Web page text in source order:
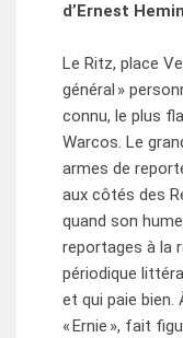
d’Ernest
Le Ritz, place
général »
connu, le plus
Warcos. Le
armes de
aux côtés des
quand son
reportages à la
périodique
et qui paie bien.
« Ernie », fait